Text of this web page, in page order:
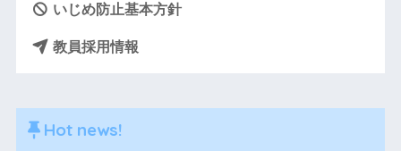
いじめ防止基本方針
教員採用情報
Hot news!